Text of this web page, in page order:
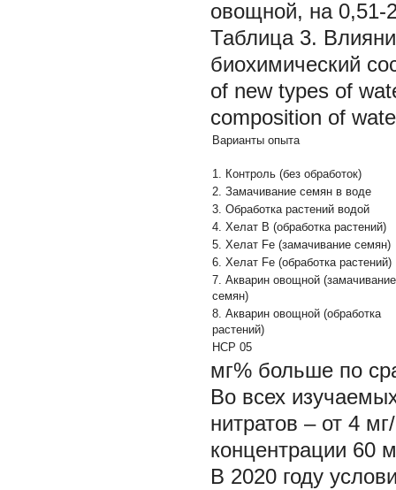
овощной, на 0,51-
Таблица 3.
биохимический
of new types of
composition of
Варианты опыта
1. Контроль (без обработок)
2. Замачивание семян в воде
3. Обработка растений водой
4. Хелат В (обработка растений)
5. Хелат Fe (замачивание семян)
6. Хелат Fe (обработка растений)
7. Акварин овощной (замачивание
семян)
8. Акварин овощной (обработка
растений)
НСР 05
мг% больше по
Во всех
нитратов – от 4
концентрации 60
В 2020 году